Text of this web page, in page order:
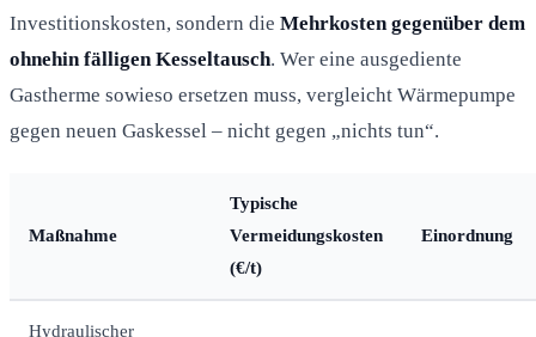
Investitionskosten, sondern die Mehrkosten gegenüber dem
ohnehin fälligen Kesseltausch. Wer eine ausgediente
Gastherme sowieso ersetzen muss, vergleicht Wärmepumpe
gegen neuen Gaskessel – nicht gegen „nichts tun“.
Maßnahme
Typische
Vermeidungskosten
(€/t)
Einordnung
Hydraulischer